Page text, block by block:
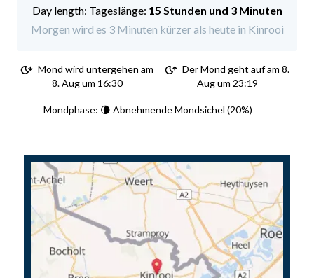
Tageslänge: 15 Stunden und 3 Minuten
Morgen wird es 3 Minuten kürzer als heute in Kinrooi
Mond wird untergehen am
8. Aug um 16:30
Der Mond geht auf am 8.
Aug um 23:19
Mondphase: 🌘 Abnehmende Mondsichel (20%)